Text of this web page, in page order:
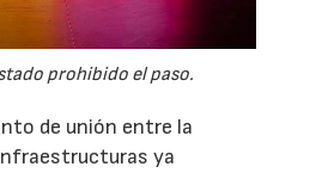
prohibido el paso.
de unión entre la
ya